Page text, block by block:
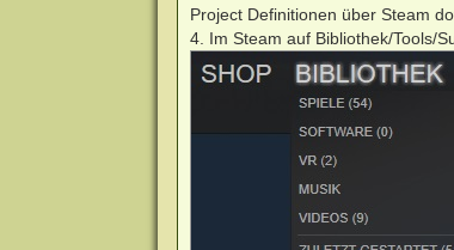
Project Definitionen über Steam
4. Im Steam auf Bibliothek/Tools/